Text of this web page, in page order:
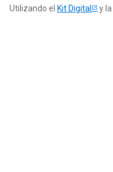
Utilizando el Kit Digital y la